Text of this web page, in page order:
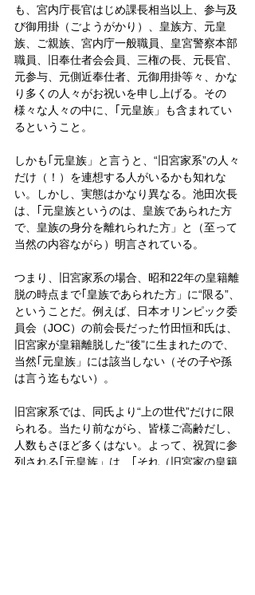
も、宮内庁長官はじめ課長相当以上、参与及
び御用掛（ごようがかり）、皇族方、元皇
族、ご親族、宮内庁一般職員、皇宮警察本部
職員、旧奉仕者会会員、三権の長、元長官、
元参与、元側近奉仕者、元御用掛等々、かな
り多くの人々がお祝いを申し上げる。その
様々な人々の中に、｢元皇族」も含まれてい
るということ。
しかも｢元皇族」と言うと、“旧宮家系”の人々
だけ（！）を連想する人がいるかも知れな
い。しかし、実態はかなり異なる。池田次長
は、｢元皇族というのは、皇族であられた方
で、皇族の身分を離れられた方」と（至って
当然の内容ながら）明言されている。
つまり、旧宮家系の場合、昭和22年の皇籍離
脱の時点まで｢皇族であられた方」に“限る”、
ということだ。例えば、日本オリンピック委
員会（JOC）の前会長だった竹田恒和氏は、
旧宮家が皇籍離脱した“後”に生まれたので、
当然｢元皇族」には該当しない（その子や孫
は言う迄もない）。
旧宮家系では、同氏より“上の世代”だけに限
られる。当たり前ながら、皆様ご高齢だし、
人数もさほど多くはない。よって、祝賀に参
列される｢元皇族」は、｢それ（旧宮家の皇籍